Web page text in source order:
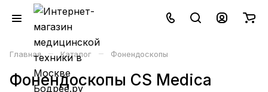
Главная – Каталог – Фонендоскопы
Фонендоскопы CS Medica